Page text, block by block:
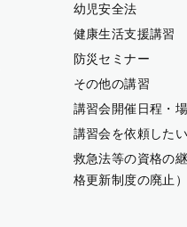
幼児安全法
健康生活支援講習
防災セミナー
その他の講習
講習会開催日程・
講習会を依頼したい
救急法等の資格の
格更新制度の廃止）